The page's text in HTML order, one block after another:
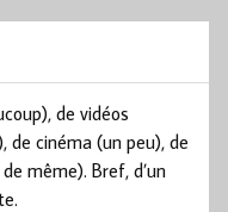
de vidéos
de cinéma (un peu), de
même). Bref, d’un